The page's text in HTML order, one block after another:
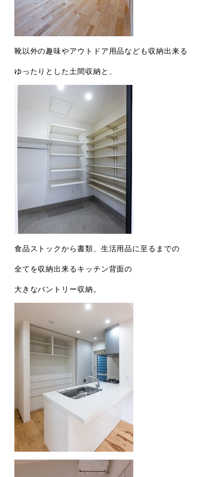
靴以外の趣味やアウトドア用品なども収納出来る
ゆったりとした土間収納と、
食品ストックから書類、生活用品に至るまでの
全てを収納出来るキッチン背面の
大きなパントリー収納。